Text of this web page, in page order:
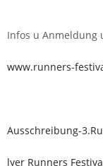
Infos u Anmeldung
www.runners-
Ausschreibung-
lyer Runners